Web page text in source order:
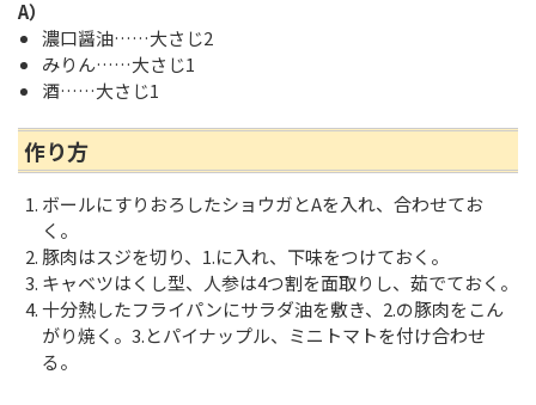
A）
濃口醤油……大さじ2
みりん……大さじ1
酒……大さじ1
作り方
ボールにすりおろしたショウガとAを入れ、合わせてお
く。
豚肉はスジを切り、1.に入れ、下味をつけておく。
キャベツはくし型、人参は4つ割を面取りし、茹でておく。
十分熱したフライパンにサラダ油を敷き、2.の豚肉をこん
がり焼く。3.とパイナップル、ミニトマトを付け合わせ
る。